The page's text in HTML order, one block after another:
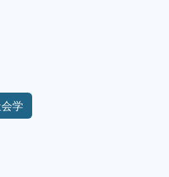
学